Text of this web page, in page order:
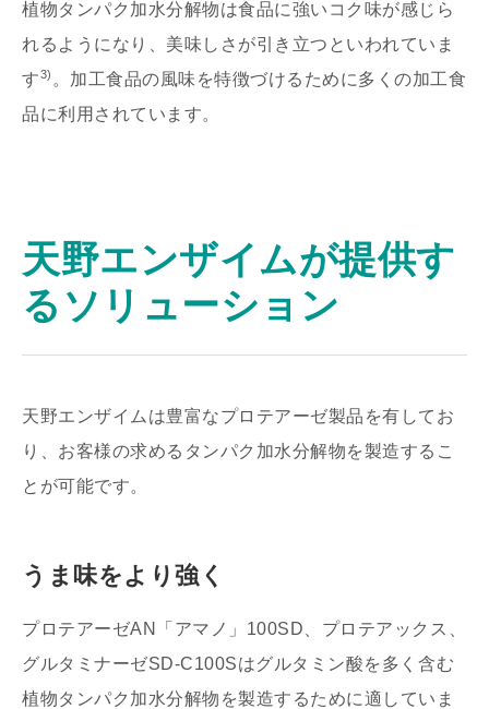
植物タンパク加水分解物は食品に強いコク味が感じら
れるようになり、美味しさが引き立つといわれていま
す3) 。加工食品の風味を特徴づけるために多くの加工食
品に利用されています。
天野エンザイムが提供す
るソリューション
天野エンザイムは豊富なプロテアーゼ製品を有してお
り、お客様の求めるタンパク加水分解物を製造するこ
とが可能です。
うま味をより強く
プロテアーゼAN「アマノ」100SD、プロテアックス、
グルタミナーゼSD-C100Sはグルタミン酸を多く含む
植物タンパク加水分解物を製造するために適していま